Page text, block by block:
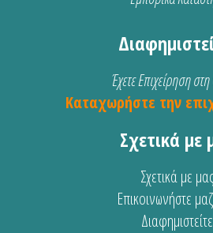
Έχετε Επιχείρηση
Καταχωρήστε την
Σχετικά με
Σχετικά με μας
Επικοινωνήστε
Διαφημιστείτε